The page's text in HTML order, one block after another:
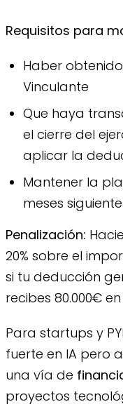
Requisitos para
Haber
Vinculante
Que haya
el cierre del
aplicar la
Mantener la
meses
Penalización:
20% sobre el
si tu deducción
recibes 80.000€
Para startups y
fuerte en IA pero
una vía de
proyectos